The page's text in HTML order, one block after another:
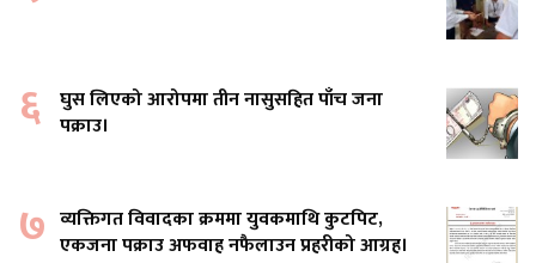
६ घुस लिएको आरोपमा तीन नासुसहित पाँच जना
पक्राउ।
७ व्यक्तिगत विवादका क्रममा युवकमाथि कुटपिट,
एकजना पक्राउ अफवाह नफैलाउन प्रहरीको आग्रह।